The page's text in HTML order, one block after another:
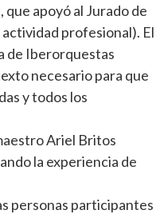
apoyó al Jurado de
profesional). El
de Iberorquestas
necesario para que
y todos los
Ariel Britos
la experiencia de
personas participantes